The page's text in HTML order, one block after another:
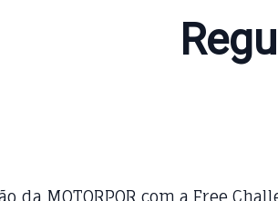
da MOTORPOR com a Free